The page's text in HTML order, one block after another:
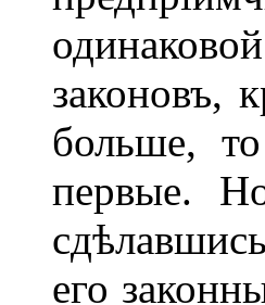
законовъ,
больше,
первые.
его